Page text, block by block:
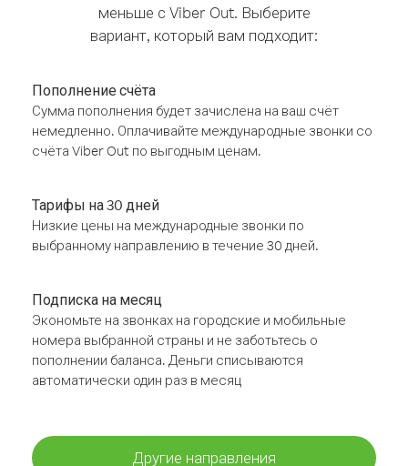
меньше с Viber Out. Выберите
вариант, который вам подходит:
Пополнение счёта
Сумма пополнения будет зачислена на ваш счёт
немедленно. Оплачивайте международные звонки со
счёта Viber Out по выгодным ценам.
Тарифы на 30 дней
Низкие цены на международные звонки по
выбранному направлению в течение 30 дней.
Подписка на месяц
Экономьте на звонках на городские и мобильные
номера выбранной страны и не заботьтесь о
пополнении баланса. Деньги списываются
автоматически один раз в месяц
Другие направления